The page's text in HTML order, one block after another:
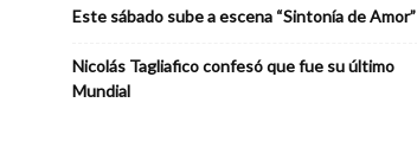
Este sábado sube a escena “Sintonía de Amor”
Nicolás Tagliafico confesó que fue su último
Mundial